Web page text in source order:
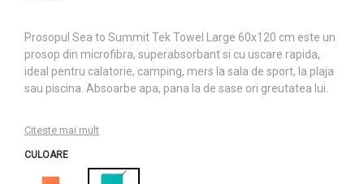
Prosopul Sea to Summit Tek Towel Large 60x120 cm este un
prosop din microfibra, superabsorbant si cu uscare rapida,
ideal pentru calatorie, camping, mers la sala de sport, la plaja
sau piscina. Absoarbe apa, pana la de sase ori greutatea lui.
Citeste mai mult
CULOARE